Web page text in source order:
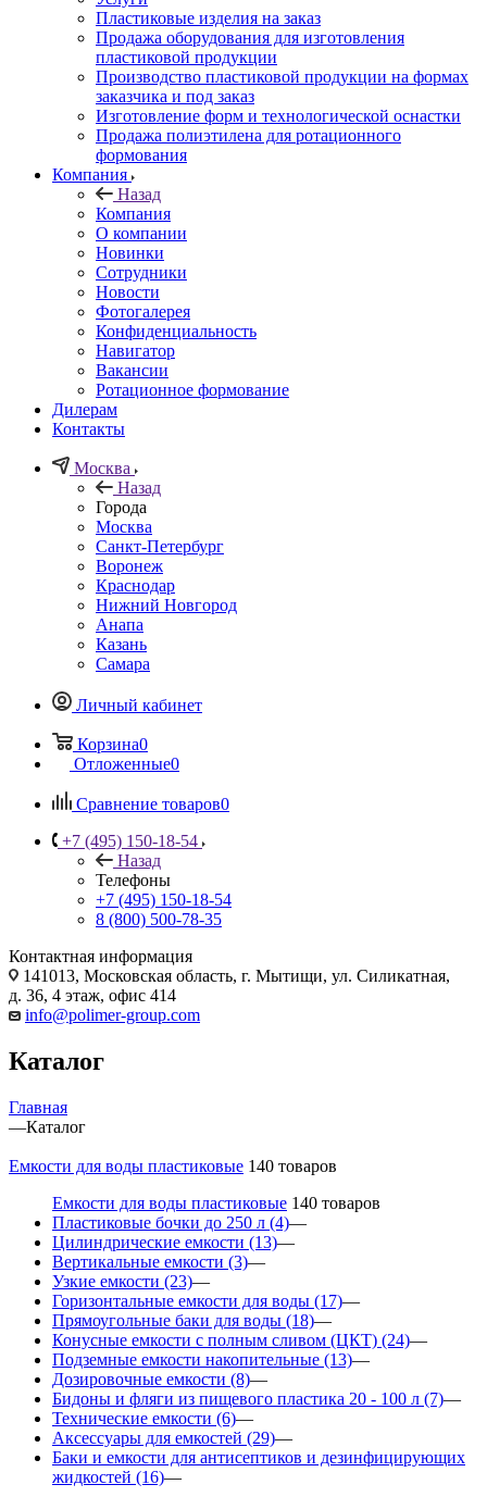
Пластиковые изделия на заказ
Продажа оборудования для изготовления
пластиковой продукции
Производство пластиковой продукции на формах
заказчика и под заказ
Изготовление форм и технологической оснастки
Продажа полиэтилена для ротационного
формования
Компания
Назад
Компания
О компании
Новинки
Сотрудники
Новости
Фотогалерея
Конфиденциальность
Навигатор
Вакансии
Ротационное формование
Дилерам
Контакты
Москва
Назад
Города
Москва
Санкт-Петербург
Воронеж
Краснодар
Нижний Новгород
Анапа
Казань
Самара
Личный кабинет
Корзина0
Отложенные0
Сравнение товаров0
+7 (495) 150-18-54
Назад
Телефоны
+7 (495) 150-18-54
8 (800) 500-78-35
Контактная информация
141013, Московская область, г. Мытищи, ул. Силикатная,
д. 36, 4 этаж, офис 414
info@polimer-group.com
Каталог
Главная
—Каталог
Емкости для воды пластиковые 140 товаров
Емкости для воды пластиковые 140 товаров
Пластиковые бочки до 250 л (4)—
Цилиндрические емкости (13)—
Вертикальные емкости (3)—
Узкие емкости (23)—
Горизонтальные емкости для воды (17)—
Прямоугольные баки для воды (18)—
Конусные емкости с полным сливом (ЦКТ) (24)—
Подземные емкости накопительные (13)—
Дозировочные емкости (8)—
Бидоны и фляги из пищевого пластика 20 - 100 л (7)—
Технические емкости (6)—
Аксессуары для емкостей (29)—
Баки и емкости для антисептиков и дезинфицирующих
жидкостей (16)—